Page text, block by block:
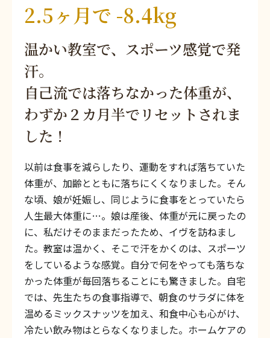
2.5ヶ月で -8.4kg
温かい教室で、スポーツ感覚で発
汗。
自己流では落ちなかった体重が、
わずか２カ月半でリセットされま
した！
以前は食事を減らしたり、運動をすれば落ちていた
体重が、加齢とともに落ちにくくなりました。そん
な頃、娘が妊娠し、同じように食事をとっていたら
人生最大体重に…。娘は産後、体重が元に戻ったの
に、私だけそのままだったため、イヴを訪ねまし
た。教室は温かく、そこで汗をかくのは、スポーツ
をしているような感覚。自分で何をやっても落ちな
かった体重が毎回落ちることにも驚きました。自宅
では、先生たちの食事指導で、朝食のサラダに体を
温めるミックスナッツを加え、和食中心も心がけ、
冷たい飲み物はとらなくなりました。ホームケアの